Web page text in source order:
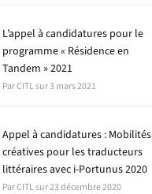
L’appel à candidatures pour le
programme « Résidence en
Tandem » 2021
Par CITL sur 3 mars 2021
Appel à candidatures : Mobilités
créatives pour les traducteurs
littéraires avec i-Portunus 2020
Par CITL sur 23 décembre 2020